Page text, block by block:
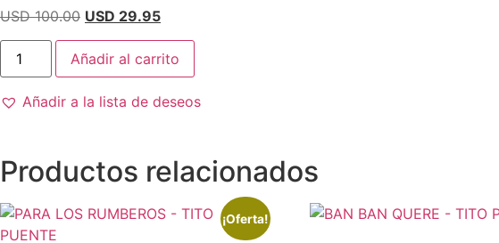
USD 100.00 El
precio
original
era:
USD
USD 29.95El
precio
actual
es:
USD
MORNING
TITO
cantidad
Añadir al carrito
Añadir a la lista de deseos
Productos relacionados
¡Oferta!